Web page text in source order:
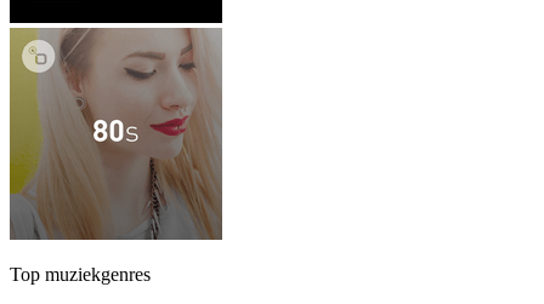
Top muziekgenres